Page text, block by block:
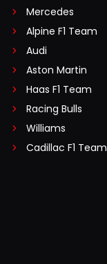
Mercedes
Alpine F1 Team
Audi
Aston Martin
Haas F1 Team
Racing Bulls
Williams
Cadillac F1 Team